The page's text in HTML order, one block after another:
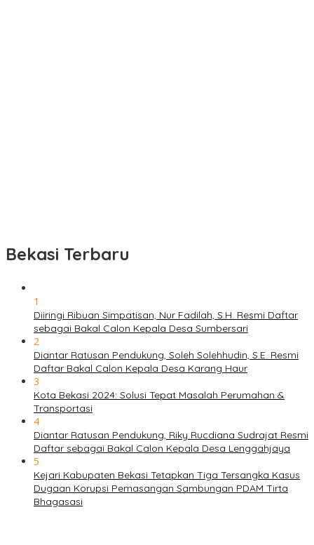
Bekasi Terbaru
1
Diiringi Ribuan Simpatisan, Nur Fadilah, S.H. Resmi Daftar
sebagai Bakal Calon Kepala Desa Sumbersari
2
Diantar Ratusan Pendukung, Soleh Solehhudin, S.E. Resmi
Daftar Bakal Calon Kepala Desa Karang Haur
3
Kota Bekasi 2024: Solusi Tepat Masalah Perumahan &
Transportasi
4
Diantar Ratusan Pendukung, Riky Rucdiana Sudrajat Resmi
Daftar sebagai Bakal Calon Kepala Desa Lenggahjaya
5
Kejari Kabupaten Bekasi Tetapkan Tiga Tersangka Kasus
Dugaan Korupsi Pemasangan Sambungan PDAM Tirta
Bhagasasi